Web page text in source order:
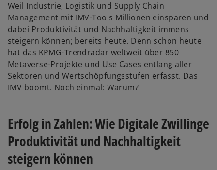
Weil Industrie, Logistik und Supply Chain
Management mit IMV-Tools Millionen einsparen und
dabei Produktivität und Nachhaltigkeit immens
steigern können; bereits heute. Denn schon heute
hat das KPMG-Trendradar weltweit über 850
Metaverse-Projekte und Use Cases entlang aller
Sektoren und Wertschöpfungsstufen erfasst. Das
IMV boomt. Noch einmal: Warum?
Erfolg in Zahlen: Wie Digitale Zwillinge
Produktivität und Nachhaltigkeit
steigern können